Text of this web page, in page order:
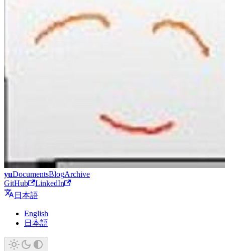
yuDocumentsBlogArchive
GitHub
LinkedIn
日本語
English
日本語